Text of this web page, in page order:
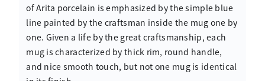
of Arita porcelain is emphasized by the simple blue
line painted by the craftsman inside the mug one by
one. Given a life by the great craftsmanship, each
mug is characterized by thick rim, round handle,
and nice smooth touch, but not one mug is identical